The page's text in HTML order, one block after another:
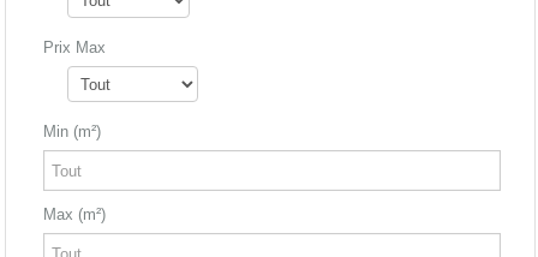
Prix Max
Min (m²)
Max (m²)